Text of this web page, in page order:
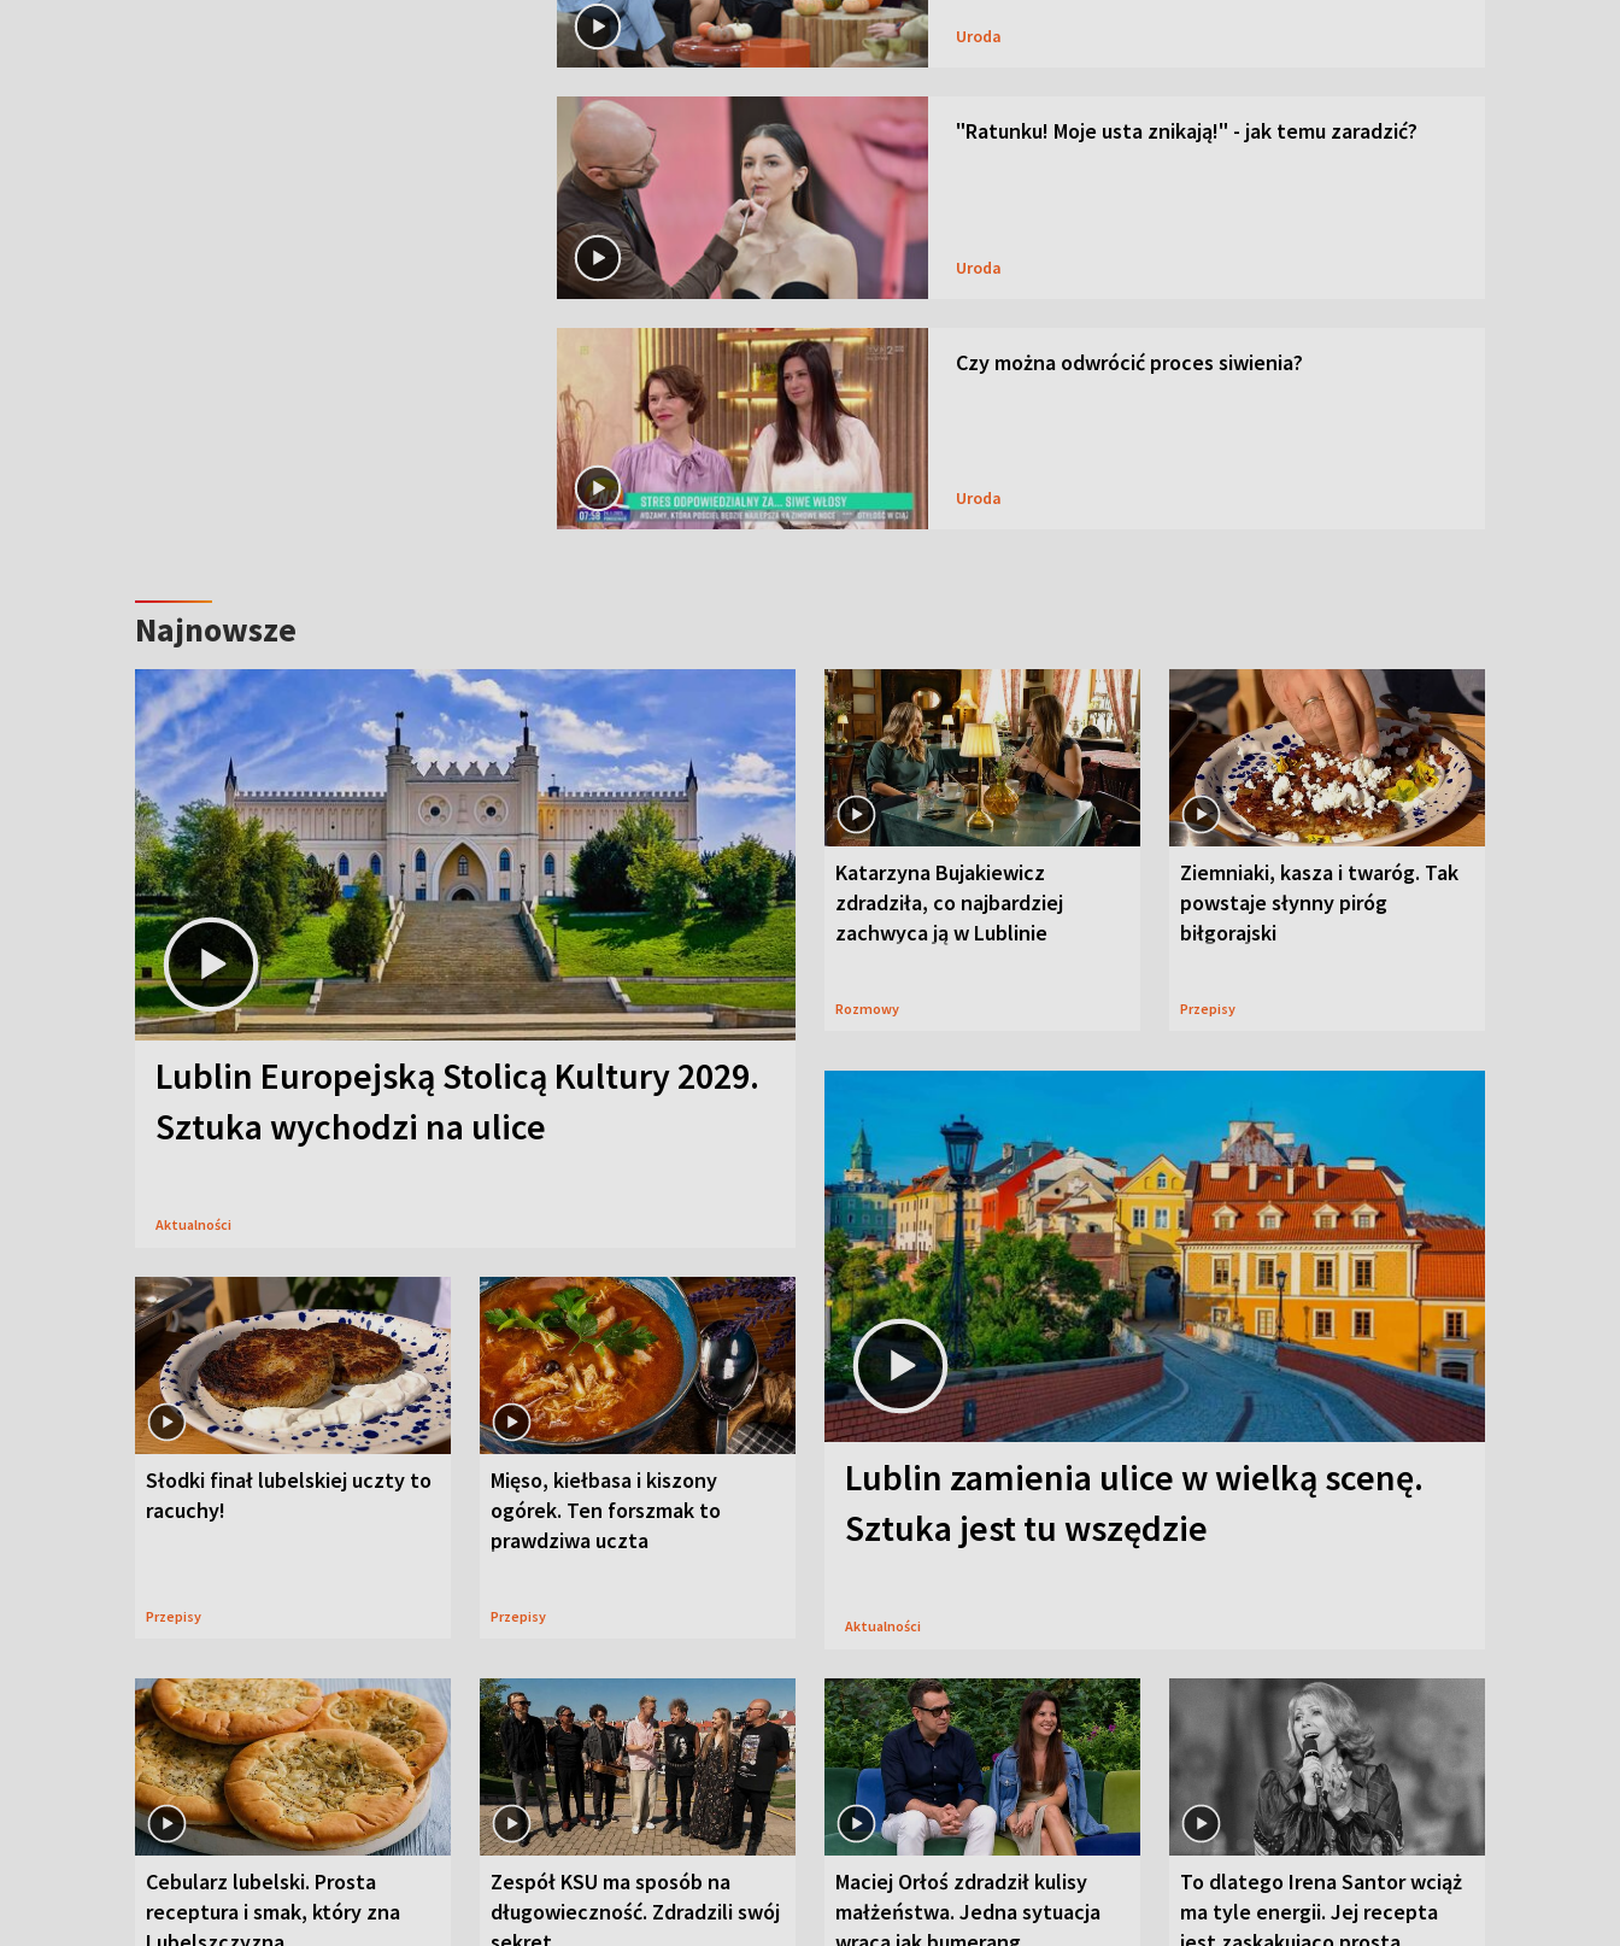
Uroda
"Ratunku! Moje usta znikają!" - jak temu zaradzić?
Uroda
Czy można odwrócić proces siwienia?
Uroda
Najnowsze
Lublin Europejską Stolicą Kultury 2029.
Sztuka wychodzi na ulice
Aktualności
Katarzyna Bujakiewicz
zdradziła, co najbardziej
zachwyca ją w Lublinie
Rozmowy
Ziemniaki, kasza i twaróg. Tak
powstaje słynny piróg
biłgorajski
Przepisy
Słodki finał lubelskiej uczty to
racuchy!
Przepisy
Mięso, kiełbasa i kiszony
ogórek. Ten forszmak to
prawdziwa uczta
Przepisy
Lublin zamienia ulice w wielką scenę.
Sztuka jest tu wszędzie
Aktualności
Cebularz lubelski. Prosta
receptura i smak, który zna
Zespół KSU ma sposób na
długowieczność. Zdradzili swój
Maciej Orłoś zdradził kulisy
małżeństwa. Jedna sytuacja
To dlatego Irena Santor wciąż
ma tyle energii. Jej recepta